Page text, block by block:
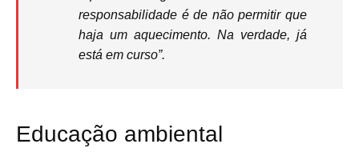
responsabilidade é de não permitir que
haja um aquecimento. Na verdade, já
está em curso”.
Educação ambiental